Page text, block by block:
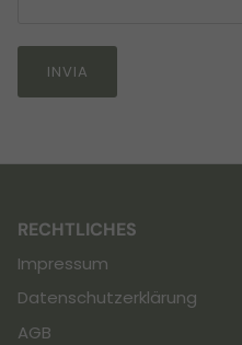
INVIA
RECHTLICHES
Impressum
Datenschutzerklärung
AGB